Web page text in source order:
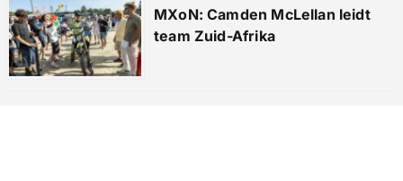
MXoN: Camden McLellan leidt
team Zuid-Afrika